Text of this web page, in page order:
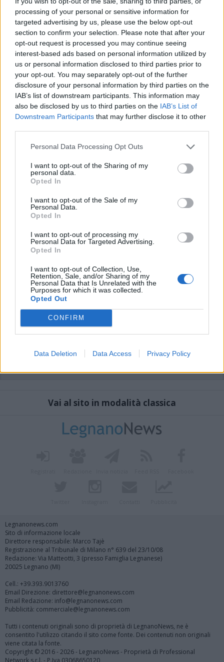
processing of your personal or sensitive information for
targeted advertising by us, please use the below opt-out
section to confirm your selection. Please note that after your
opt-out request is processed you may continue seeing
interest-based ads based on personal information utilized by
us or personal information disclosed to third parties prior to
your opt-out. You may separately opt-out of the further
disclosure of your personal information by third parties on the
IAB’s list of downstream participants. This information may
also be disclosed by us to third parties on the IAB’s List of
Downstream Participants that may further disclose it to other
Personal Data Processing Opt Outs
I want to opt-out of the Sharing of my
personal data.
Opted In
I want to opt-out of the Sale of my
Personal Data.
Opted In
I want to opt-out of processing my
Personal Data for Targeted Advertising.
Opted In
I want to opt-out of Collection, Use,
Retention, Sale, and/or Sharing of my
Personal Data that Is Unrelated with the
Purposes for which it was collected.
Opted Out
CONFIRM
Data Deletion Data Access Privacy Policy
per commentare questo
articolo.
L'email è richiesta ma non verrà mostrata ai visitatori. Il contenuto di questo
commento esprime il pensiero dell'autore e non rappresenta la linea editoriale
possono essere automaticamente pubblicati senza filtro preventivo. I commenti
che includano uno o più link a siti esterni verranno rimossi in automatico dal
Vai al sito in modalità classica
Legnanonews.com
Sito di informazione locale
Direttore responsabile: Marco Tajè
Registrazione al Tribunale di Milano n° 639 del 23/10/08
Redazione: Via Matteotti, 3 (presso Famiglia Legnanese)
20025 Legnano (MI)
Cell.: +39.393.9013760
Email Direzione: direttore@legnanonews.com
Email Redazione: info@legnanonews.com
Pubblicità: commerciale@legnanonews.com
Tutti i contenuti originali sono di proprietà di LegnanoNews, ne è
consentito l'utilizzo citando il sito come fonte. Dei contenuti non originali
viene citata la fonte.
Copyright © 2016 - 2026 - LegnanoNews - Proprietà di Professional
Network s.r.l. - P.Iva 03068650120